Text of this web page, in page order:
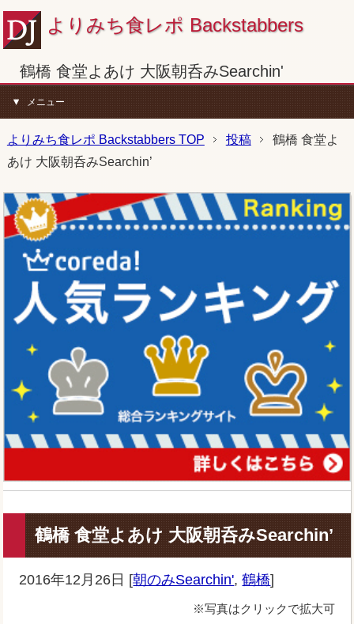
よりみち食レポ Backstabbers
鶴橋 食堂よあけ 大阪朝呑みSearchin'
メニュー
よりみち食レポ Backstabbers TOP 投稿
鶴橋 食堂よ
あけ 大阪朝呑みSearchin’
鶴橋 食堂よあけ 大阪朝呑みSearchin’
2016年12月26日 [朝のみSearchin',鶴橋]
※写真はクリックで拡大可